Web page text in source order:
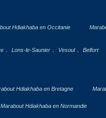
Hdiakhaba en Occitanie
, Lons-le-Saunier , Vesoul ,
Belfort
Hdiakhaba en Bretagne
Marabout Hdiakhaba en Normandie